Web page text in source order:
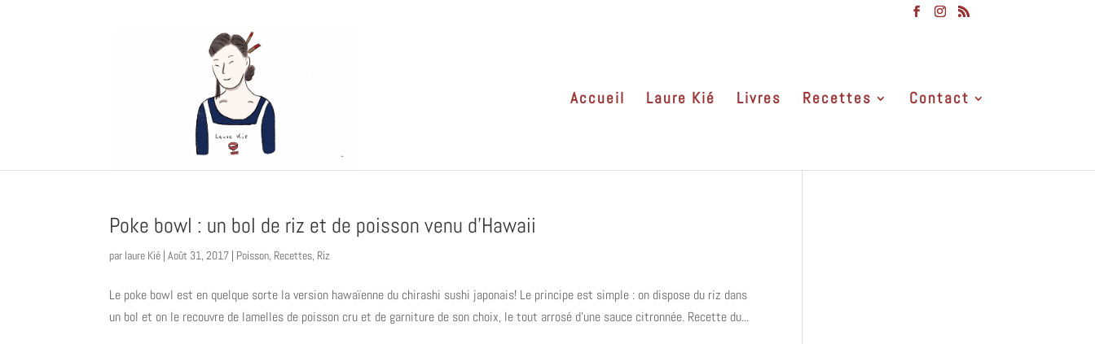
Accueil Laure Kié Livres Recettes Contact
Poke bowl : un bol de riz et de poisson venu d’Hawaii
par laure Kié |Août 31, 2017 | Poisson, Recettes, Riz
Le poke bowl est en quelque sorte la version hawaïenne du chirashi sushi japonais! Le principe est simple : on dispose du riz dans
un bol et on le recouvre de lamelles de poisson cru et de garniture de son choix, le tout arrosé d’une sauce citronnée. Recette du...